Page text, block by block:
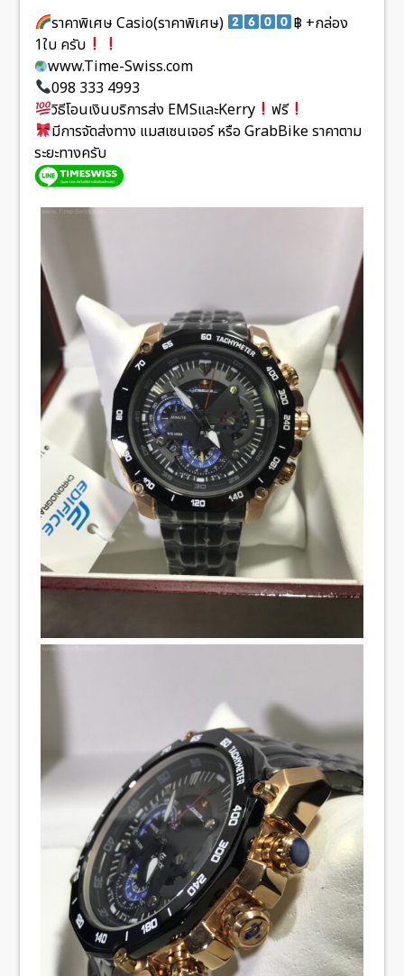
ราคาพิเศษ Casio(ราคาพิเศษ)
฿ +กล่อง
1ใบ ครับ
www.Time-Swiss.com
098 333 4993
วิธีโอนเงินบริการส่ง EMSและKerry
ฟรี
มีการจัดส่งทาง แมสเซนเจอร์ หรือ GrabBike ราคาตาม
ระยะทางครับ